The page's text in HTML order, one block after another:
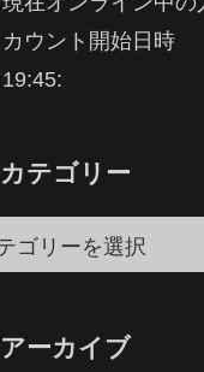
カウント開始日時
19:45:
カテゴリー
アーカイブ